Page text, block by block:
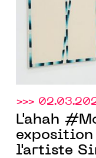
>>>
L'ahah
exposition
l'artiste